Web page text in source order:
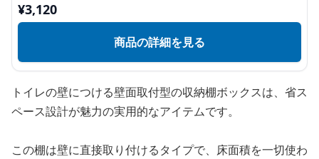
¥3,120
商品の詳細を見る
トイレの壁につける壁面取付型の収納棚ボックスは、省ス
ペース設計が魅力の実用的なアイテムです。
この棚は壁に直接取り付けるタイプで、床面積を一切使わ